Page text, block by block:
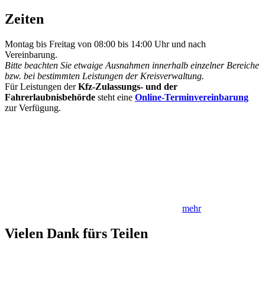
Zeiten
Montag bis Freitag von 08:00 bis 14:00 Uhr und nach
Vereinbarung.
Bitte beachten Sie etwaige Ausnahmen innerhalb einzelner Bereiche
bzw. bei bestimmten Leistungen der Kreisverwaltung.
Für Leistungen derKfz-Zulassungs- und der
Fahrerlaubnisbehörde steht eine Online-Terminvereinbarung
zur Verfügung.
mehr
Vielen Dank fürs Teilen